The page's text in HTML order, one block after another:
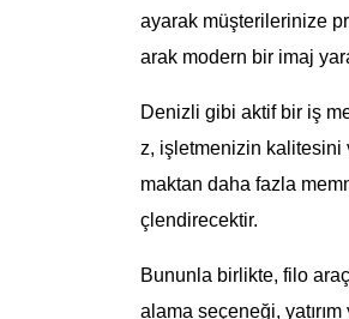
ayarak müşterilerinize
arak modern bir imaj
Denizli gibi aktif bir iş
z, işletmenizin kalitesini
maktan daha fazla
çlendirecektir.
Bununla birlikte, filo
alama seçeneği, yatırım